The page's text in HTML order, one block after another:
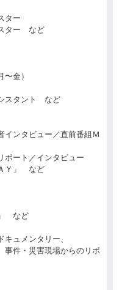
ター
ター など
金）
スタント など
ンタビュー／直前番組Ｍ
ート／インタビュー
Ｙ」 など
など
ュメンタリー、
件・災害現場からのリポ